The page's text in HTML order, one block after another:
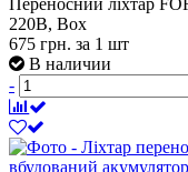
220В, Box
675 грн. за 1 шт
В наличии
-